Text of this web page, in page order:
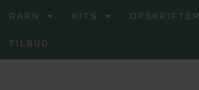
GARN KITS OPSKRIFTER
TILBUD